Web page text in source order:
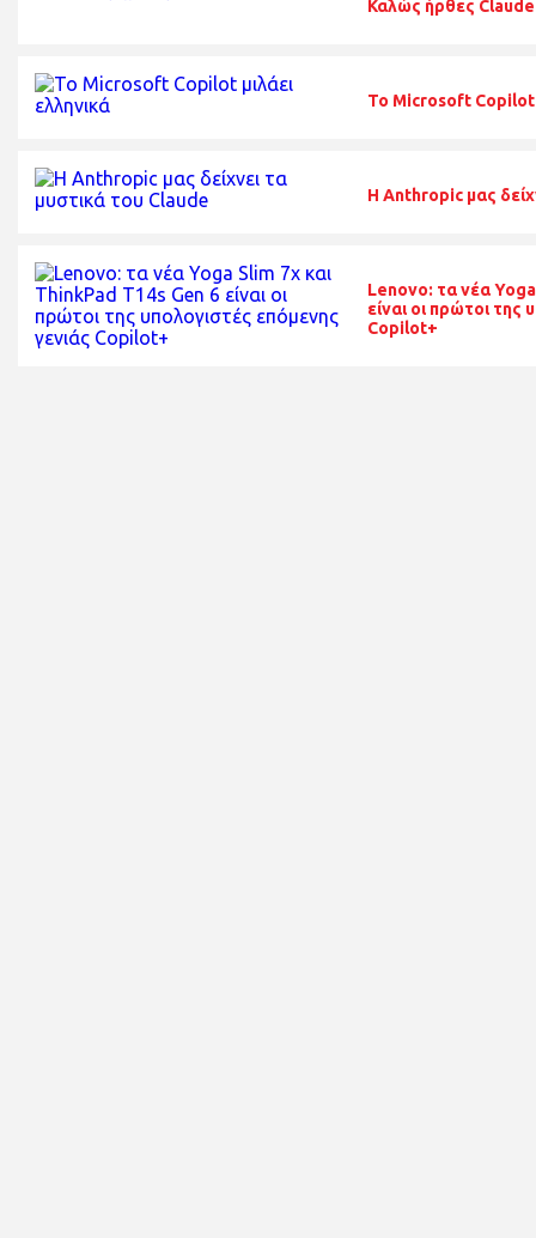
Καλώς ήρθες
Το Microsoft Copilot
Η Anthropic μας
Lenovo: τα νέα
είναι οι πρώτοι της
Copilot+